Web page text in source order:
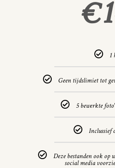
€
1
Geen tijdslimiet tot
5 bewerkte
Inclussief
Deze bestanden ook op
social media